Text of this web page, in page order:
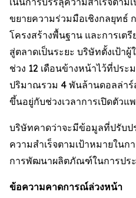
ขยายความร่วมมือเชิงกลยุทธ์
โครงสร้างพื้นฐาน และการเต
สู่ตลาดเป็นระยะ บริษัทตั้งเป้าผู้
ช่วง 12 เดือนข้างหน้าไว้ที่ปร
ปริมาณรวม 4 พันล้านดอลล่าร์
ขึ้นอยู่กับช่วงเวลาการเปิดตัวแ
บริษัทคาดว่าจะมีข้อมูลที่ปรับป
ความสำเร็จตามเป้าหมายในก
การพัฒนาผลิตภัณฑ์ในการปร
ข้อความคาดการณ์ล่วงหน้า